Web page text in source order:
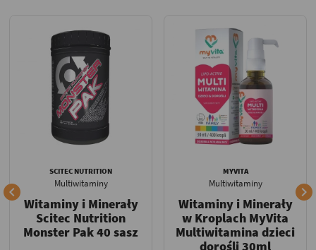

SCITEC NUTRITION
Multiwitaminy
Witaminy i Minerały
Scitec Nutrition
Monster Pak 40 sasz
MYVITA
Multiwitaminy
Witaminy i Minerały
w Kroplach MyVita
Multiwitamina dzieci
dorośli 30ml
